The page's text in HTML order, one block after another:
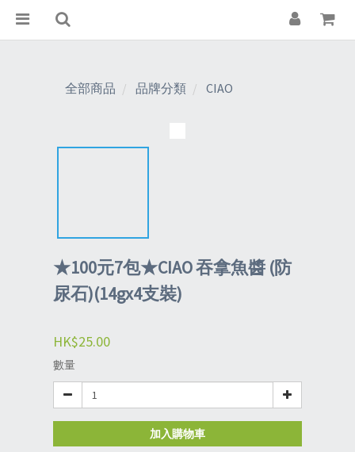
全部商品 品牌分類 CIAO
★100元7包★CIAO 吞拿魚醬 (防
尿石)(14gx4支裝)
HK$25.00
數量
加入購物車